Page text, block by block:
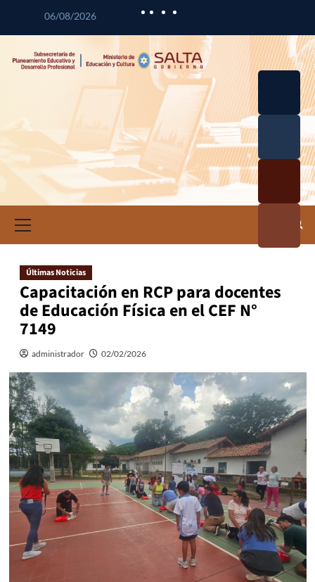
06/08/2026
Últimas Noticias
Capacitación en RCP para docentes
de Educación Física en el CEF N°
7149
administrador 02/02/2026
Curricul
Profesio
a
Investig
a